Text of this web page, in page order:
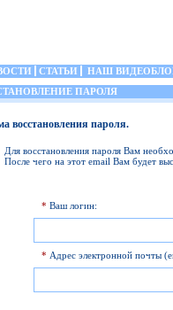
СТАТЬИ
НАШ
ПАРОЛЯ
восстановления пароля.
Для восстановления пароля Вам
После чего на этот email Вам будет
* Ваш логин:
* Адрес электронной почты